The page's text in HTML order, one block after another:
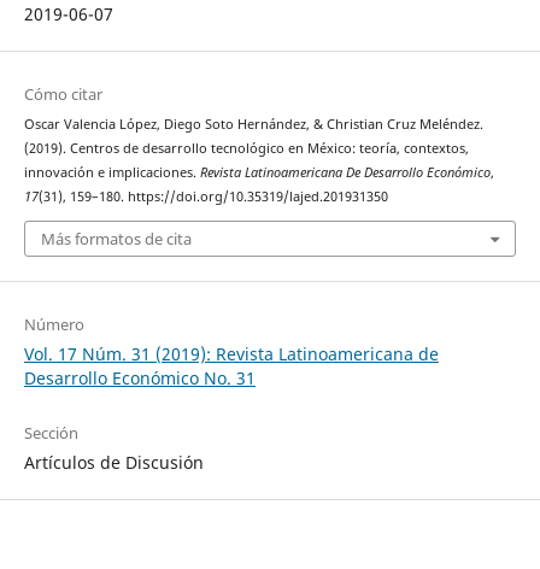
2019-06-07
Cómo citar
Oscar Valencia López, Diego Soto Hernández, & Christian Cruz Meléndez.
(2019). Centros de desarrollo tecnológico en México: teoría, contextos,
innovación e implicaciones. Revista Latinoamericana De Desarrollo Económico,
17(31), 159–180. https://doi.org/10.35319/lajed.201931350
Más formatos de cita
Número
Vol. 17 Núm. 31 (2019): Revista Latinoamericana de
Desarrollo Económico No. 31
Sección
Artículos de Discusión